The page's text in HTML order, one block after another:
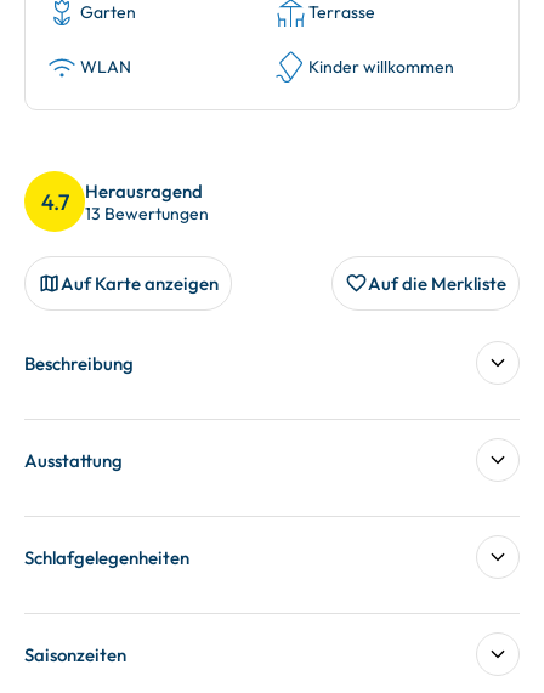
Garten Terrasse
WLAN Kinder willkommen
4.7 Herausragend
13 Bewertungen
Auf Karte anzeigen Auf die Merkliste
Beschreibung
Ausstattung
Schlafgelegenheiten
Saisonzeiten